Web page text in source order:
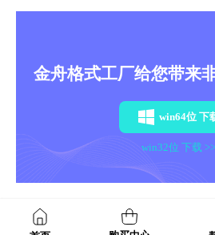
金舟格式工厂给您带来
win64位 下
win32位 下载 >>